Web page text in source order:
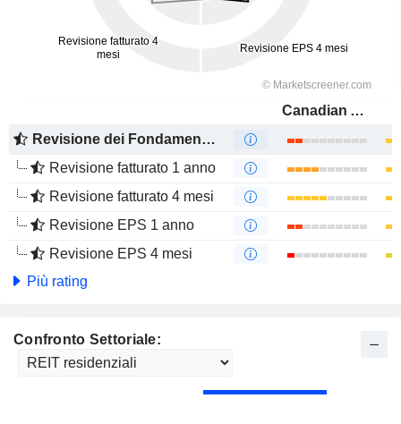
Canadian Apartment Properties Real Estate Investment Trust
Revisione dei Fondamentali
Revisione fatturato 1 anno
Revisione fatturato 4 mesi
Revisione EPS 1 anno
Revisione EPS 4 mesi
Più rating
Confronto Settoriale: